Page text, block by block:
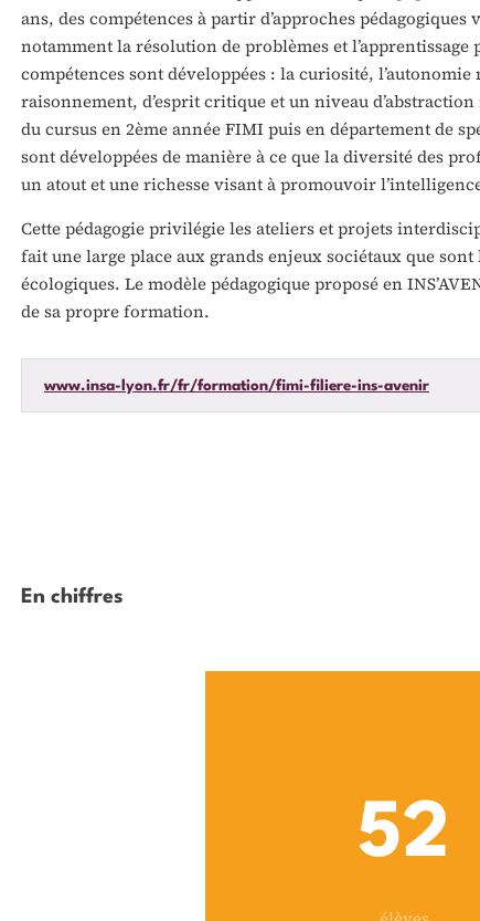
ans, des compétences à partir d’approches
notamment la résolution de problèmes et l’apprentissage
compétences sont développées : la curiosité, l’autonomie
raisonnement, d’esprit critique et un niveau
du cursus en 2ème année FIMI puis en département de
sont développées de manière à ce que la diversité des
un atout et une richesse visant à promouvoir
Cette pédagogie privilégie les ateliers et projets
fait une large place aux grands enjeux sociétaux que
écologiques. Le modèle pédagogique proposé en
de sa propre formation.
www.insa-lyon.fr/fr/formation/fimi-filiere-ins-avenir
En chiffres
52